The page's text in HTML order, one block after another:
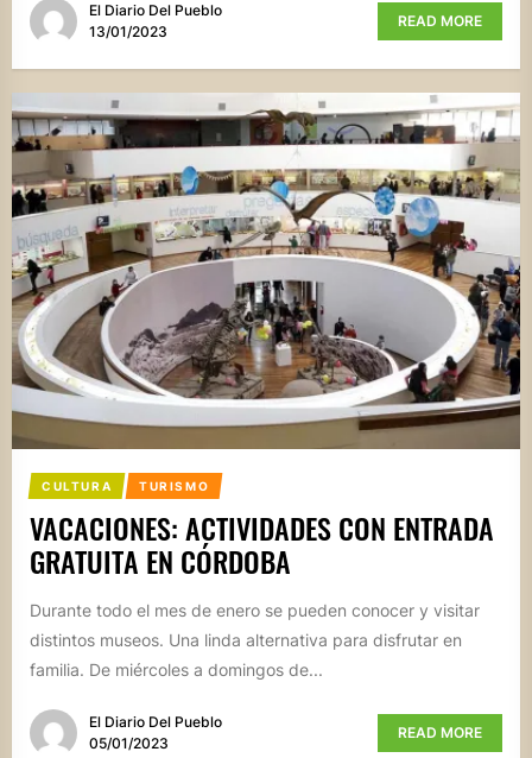
El Diario Del Pueblo
13/01/2023
READ MORE
CULTURA TURISMO
VACACIONES: ACTIVIDADES CON ENTRADA
GRATUITA EN CÓRDOBA
Durante todo el mes de enero se pueden conocer y visitar
distintos museos. Una linda alternativa para disfrutar en
familia. De miércoles a domingos de...
El Diario Del Pueblo
05/01/2023
READ MORE